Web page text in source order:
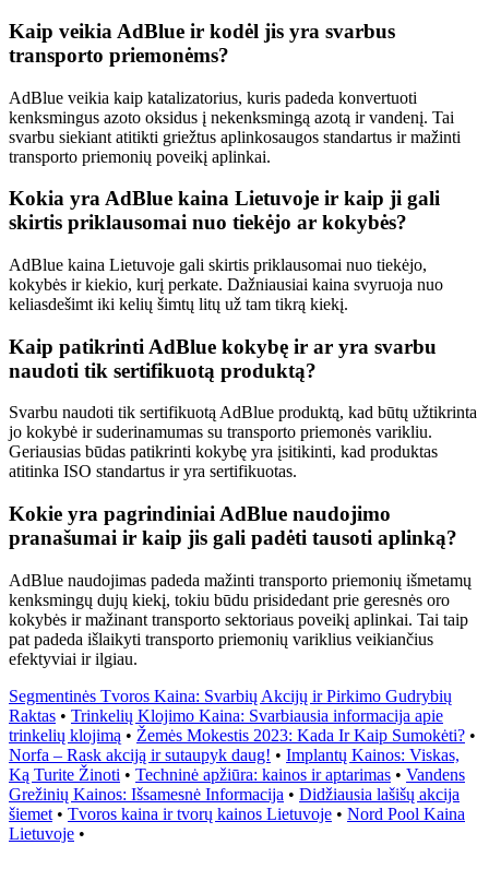
Kaip veikia AdBlue ir kodėl jis yra svarbus
transporto priemonėms?
AdBlue veikia kaip katalizatorius, kuris padeda konvertuoti
kenksmingus azoto oksidus į nekenksmingą azotą ir vandenį. Tai
svarbu siekiant atitikti griežtus aplinkosaugos standartus ir mažinti
transporto priemonių poveikį aplinkai.
Kokia yra AdBlue kaina Lietuvoje ir kaip ji gali
skirtis priklausomai nuo tiekėjo ar kokybės?
AdBlue kaina Lietuvoje gali skirtis priklausomai nuo tiekėjo,
kokybės ir kiekio, kurį perkate. Dažniausiai kaina svyruoja nuo
keliasdešimt iki kelių šimtų litų už tam tikrą kiekį.
Kaip patikrinti AdBlue kokybę ir ar yra svarbu
naudoti tik sertifikuotą produktą?
Svarbu naudoti tik sertifikuotą AdBlue produktą, kad būtų užtikrinta
jo kokybė ir suderinamumas su transporto priemonės varikliu.
Geriausias būdas patikrinti kokybę yra įsitikinti, kad produktas
atitinka ISO standartus ir yra sertifikuotas.
Kokie yra pagrindiniai AdBlue naudojimo
pranašumai ir kaip jis gali padėti tausoti aplinką?
AdBlue naudojimas padeda mažinti transporto priemonių išmetamų
kenksmingų dujų kiekį, tokiu būdu prisidedant prie geresnės oro
kokybės ir mažinant transporto sektoriaus poveikį aplinkai. Tai taip
pat padeda išlaikyti transporto priemonių variklius veikiančius
efektyviai ir ilgiau.
Segmentinės Tvoros Kaina: Svarbių Akcijų ir Pirkimo Gudrybių
Raktas • Trinkelių Klojimo Kaina: Svarbiausia informacija apie
trinkelių klojimą • Žemės Mokestis 2023: Kada Ir Kaip Sumokėti? •
Norfa – Rask akciją ir sutaupyk daug! • Implantų Kainos: Viskas,
Ką Turite Žinoti • Techninė apžiūra: kainos ir aptarimas • Vandens
Grežinių Kainos: Išsamesnė Informacija • Didžiausia lašišų akcija
šiemet • Tvoros kaina ir tvorų kainos Lietuvoje • Nord Pool Kaina
Lietuvoje •